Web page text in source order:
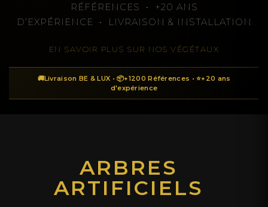
RÉFÉRENCES • +20 ANS
D’EXPÉRIENCE • LIVRAISON & INSTALLATION
EN SAVOIR PLUS SUR NOS VÉGÉTAUX
ARBRES
ARTIFICIELS